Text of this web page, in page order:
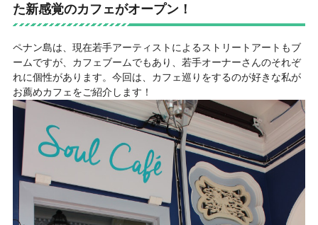
た新感覚のカフェがオープン！
ペナン島は、現在若手アーティストによるストリートアートもブ
ームですが、カフェブームでもあり、若手オーナーさんのそれぞ
れに個性があります。今回は、カフェ巡りをするのが好きな私が
お薦めカフェをご紹介します！